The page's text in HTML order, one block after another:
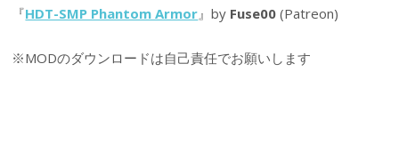
『HDT-SMP Phantom Armor 』by Fuse00 (Patreon)
※MODのダウンロードは自己責任でお願いします